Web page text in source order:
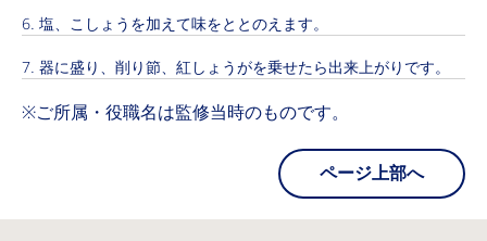
塩、こしょうを加えて味をととのえます。
器に盛り、削り節、紅しょうがを乗せたら出来上がりです。
※ご所属・役職名は監修当時のものです。
ページ上部へ